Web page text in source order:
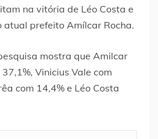
na vitória de Léo Costa e
atual prefeito Amílcar Rocha.
mostra que Amilcar
Vinicius Vale com
com 14,4% e Léo Costa